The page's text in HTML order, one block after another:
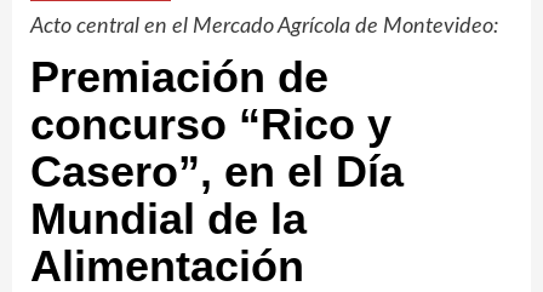
Acto central en el Mercado Agrícola de Montevideo:
Premiación de
concurso “Rico y
Casero”, en el Día
Mundial de la
Alimentación